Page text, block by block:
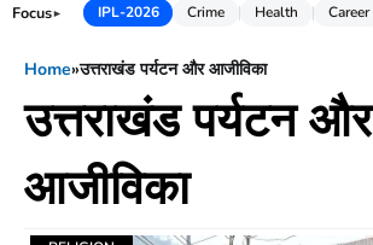
Focus► IPL-2026 Crime Health Career
Home»उत्तराखंड पर्यटन और आजीविका
उत्तराखंड पर्यटन और
आजीविका